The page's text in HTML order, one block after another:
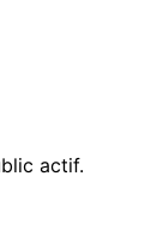
actif.